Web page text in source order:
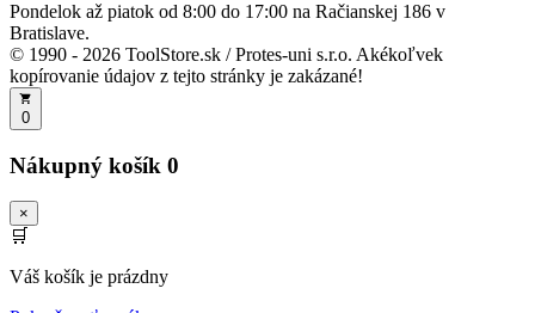
Pondelok až piatok od 8:00 do 17:00 na Račianskej 186 v
Bratislave.
© 1990 - 2026 ToolStore.sk / Protes-uni s.r.o. Akékoľvek
kopírovanie údajov z tejto stránky je zakázané!
0
Nákupný košík 0
×
🛒
Váš košík je prázdny